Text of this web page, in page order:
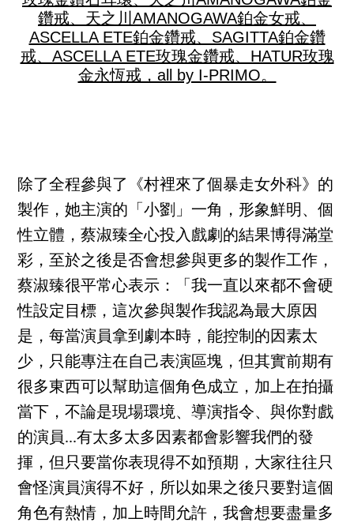
鑽戒、天之川AMANOGAWA鉑金女戒、
ASCELLA ETE鉑金鑽戒、SAGITTA鉑金鑽
戒、ASCELLA ETE玫瑰金鑽戒、HATUR玫瑰
金永恆戒，all by I-PRIMO。
除了全程參與了《村裡來了個暴走女外科》的
製作，她主演的「小劉」一角，形象鮮明、個
性立體，蔡淑臻全心投入戲劇的結果博得滿堂
彩，至於之後是否會想參與更多的製作工作，
蔡淑臻很平常心表示：「我一直以來都不會硬
性設定目標，這次參與製作我認為最大原因
是，每當演員拿到劇本時，能控制的因素太
少，只能專注在自己表演區塊，但其實前期有
很多東西可以幫助這個角色成立，加上在拍攝
當下，不論是現場環境、導演指令、與你對戲
的演員...有太多太多因素都會影響我們的發
揮，但只要當你表現得不如預期，大家往往只
會怪演員演得不好，所以如果之後只要對這個
角色有熱情，加上時間允許，我會想要盡量多